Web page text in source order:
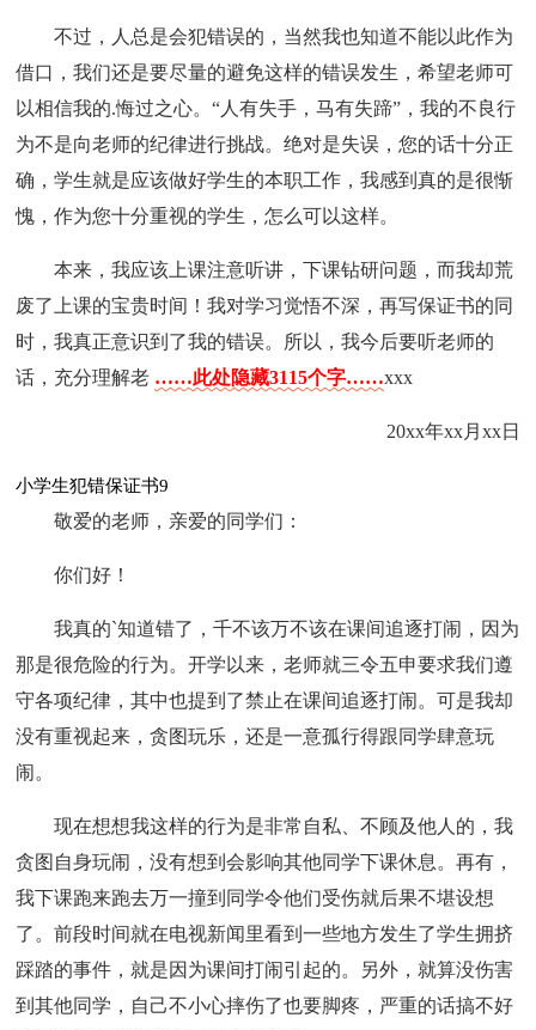
不过，人总是会犯错误的，当然我也知道不能以此作为
借口，我们还是要尽量的避免这样的错误发生，希望老师可
以相信我的.悔过之心。“人有失手，马有失蹄”，我的不良行
为不是向老师的纪律进行挑战。绝对是失误，您的话十分正
确，学生就是应该做好学生的本职工作，我感到真的是很惭
愧，作为您十分重视的学生，怎么可以这样。
本来，我应该上课注意听讲，下课钻研问题，而我却荒
废了上课的宝贵时间！我对学习觉悟不深，再写保证书的同
时，我真正意识到了我的错误。所以，我今后要听老师的
话，充分理解老 ……此处隐藏3115个字……xxx
20xx年xx月xx日
小学生犯错保证书9
敬爱的老师，亲爱的同学们：
你们好！
我真的`知道错了，千不该万不该在课间追逐打闹，因为
那是很危险的行为。开学以来，老师就三令五申要求我们遵
守各项纪律，其中也提到了禁止在课间追逐打闹。可是我却
没有重视起来，贪图玩乐，还是一意孤行得跟同学肆意玩
闹。
现在想想我这样的行为是非常自私、不顾及他人的，我
贪图自身玩闹，没有想到会影响其他同学下课休息。再有，
我下课跑来跑去万一撞到同学令他们受伤就后果不堪设想
了。前段时间就在电视新闻里看到一些地方发生了学生拥挤
踩踏的事件，就是因为课间打闹引起的。另外，就算没伤害
到其他同学，自己不小心摔伤了也要脚疼，严重的话搞不好